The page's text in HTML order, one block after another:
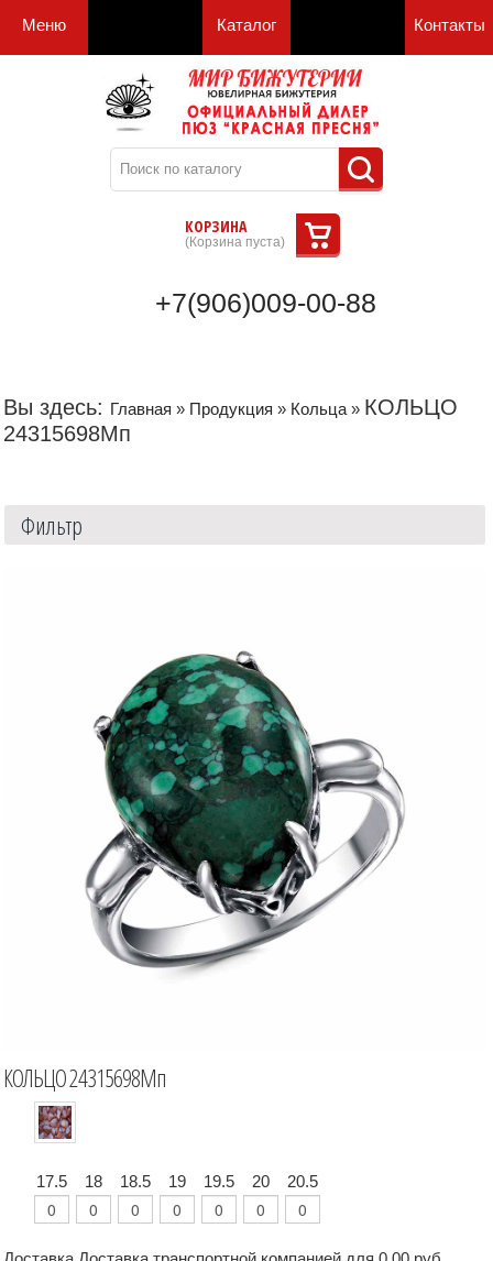
Меню Каталог Контакты
КОРЗИНА
(Корзина пуста)
+7(906)009-00-88
Вы здесь: Главная » Продукция » Кольца » КОЛЬЦО
24315698Мп
Фильтр
КОЛЬЦО 24315698Мп
17.5 18 18.5 19 19.5 20 20.5